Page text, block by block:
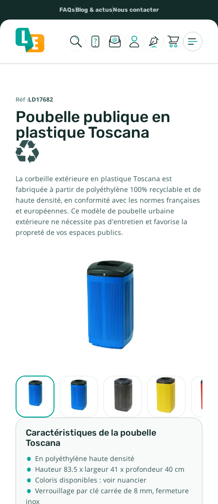
FAQsBlog & actusNous contacter
Réf :LD17682
Poubelle publique en
plastique Toscana
La corbeille extérieure en plastique Toscana est
fabriquée à partir de polyéthylène 100% recyclable et de
haute densité, en conformité avec les normes françaises
et européennes. Ce modèle de poubelle urbaine
extérieure ne nécessite pas d'entretien et favorise la
propreté de vos espaces publics.
Caractéristiques de la poubelle
Toscana
En polyéthylène haute densité
Hauteur 83.5 x largeur 41 x profondeur 40 cm
Coloris disponibles : voir nuancier
Verrouillage par clé carrée de 8 mm, fermeture
inox